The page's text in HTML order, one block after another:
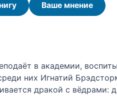
Ваше мнение
в академии,
них Игнатий
дракой с вёдрами: